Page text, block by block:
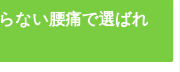
ない腰痛で選ばれ